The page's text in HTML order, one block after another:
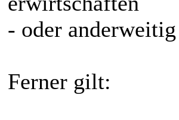
- oder
Ferner gilt: